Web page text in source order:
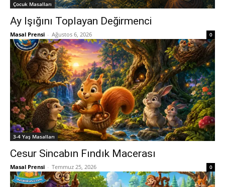
‍Çocuk Masalları
Ay Işığını Toplayan Değirmenci
Masal Prensi - Ağustos 6, 2026 0
3-4 Yaş Masalları
Cesur Sincabın Fındık Macerası
Masal Prensi - Temmuz 25, 2026 0